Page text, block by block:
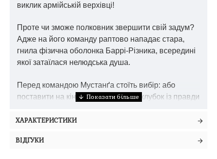
виклик армійській верхівці!
Проте чи зможе полковник звершити свій задум?
Адже на його команду раптово нападає стара,
гнила фізична оболонка Баррі-Різника, всередині
якої затаїлася нелюдська душа.
Перед командою Мустанґа стоїть вибір: або
поставити на кін усе й розплутати клубок із правди
ХАРАКТЕРИСТИКИ
ВІДГУКИ